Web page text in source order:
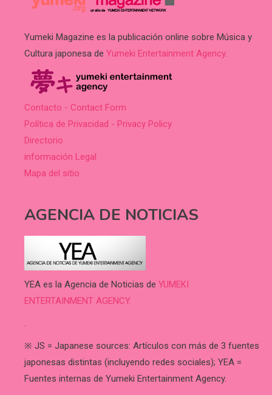
Yumeki Magazine es la publicación online sobre Música y
Cultura japonesa de Yumeki Entertainment Agency.
Contacto - Contact Form
Política de Privacidad - Privacy Policy
Directorio
información Legal
Mapa del sitio
AGENCIA DE NOTICIAS
YEA es la Agencia de Noticias de YUMEKI
ENTERTAINMENT AGENCY.
.
※ JS = Japanese sources: Artículos con más de 3 fuentes
japonesas distintas (incluyendo redes sociales); YEA =
Fuentes internas de Yumeki Entertainment Agency.